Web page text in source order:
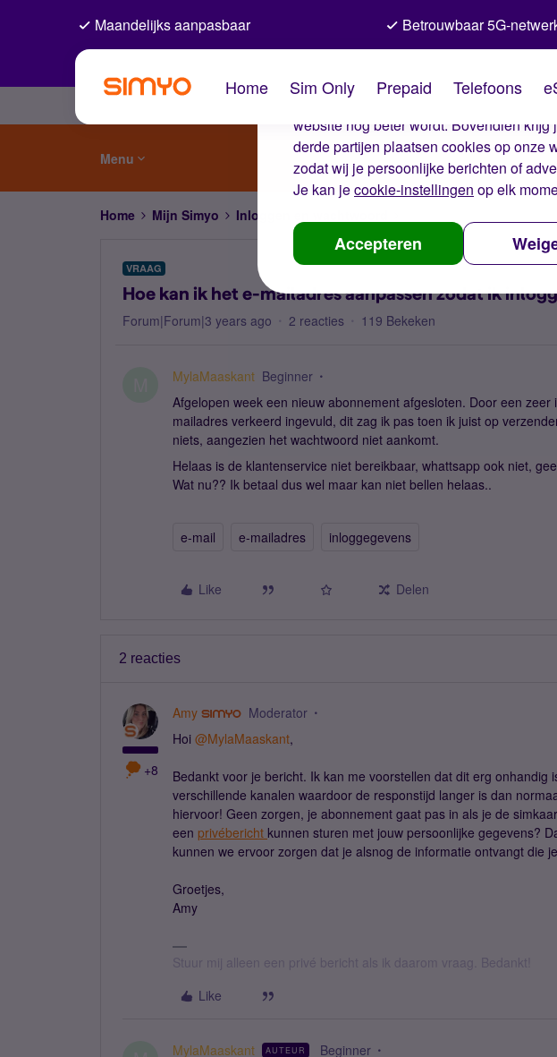
De cookies van Simyo
Wij gebruiken cookies op onze website.
website nog beter wordt. Bovendien
derde partijen plaatsen cookies op onze
zodat wij je persoonlijke berichten of
Je kan jecookie-instellingen op elk
Accepteren
Maandelijks aanpasbaar Betrouwbaar 5G-
Home Sim Only Prepaid Telefoons
Menu
Home Mijn Simyo Inloggen en wachtwoord
VRAAG
Hoe kan ik het e-mailadres aanpassen zodat ik
Forum|Forum|3 years ago 2 reacties 119 Bekeken
MylaMaaskant Beginner
Afgelopen week een nieuw abonnement afgesloten. Door een
mailadres verkeerd ingevuld, dit zag ik pas toen ik juist op
niets, aangezien het wachtwoord niet aankomt.
Helaas is de klantenservice niet bereikbaar, whattsapp ook niet,
Wat nu?? Ik betaal dus wel maar kan niet bellen helaas..
e-mail e-mailadres inloggegevens
Like Delen
2 reacties
+8
Amy Moderator
Hoi @MylaMaaskant,
Bedankt voor je bericht. Ik kan me voorstellen dat dit erg onhandig
verschillende kanalen waardoor de responstijd langer is dan
hiervoor! Geen zorgen, je abonnement gaat pas in als je de
een privébericht kunnen sturen met jouw persoonlijke gegevens?
kunnen we ervoor zorgen dat je alsnog de informatie ontvangt die
Groetjes,
Amy
Stuur mij alleen een privé bericht als ik daarom vraag. Bedankt!
Like
MylaMaaskant AUTEUR Beginner